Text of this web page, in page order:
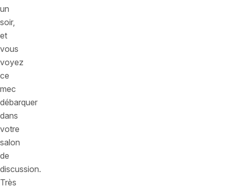
un
soir,
et
vous
voyez
ce
mec
débarquer
dans
votre
salon
de
discussion.
Très